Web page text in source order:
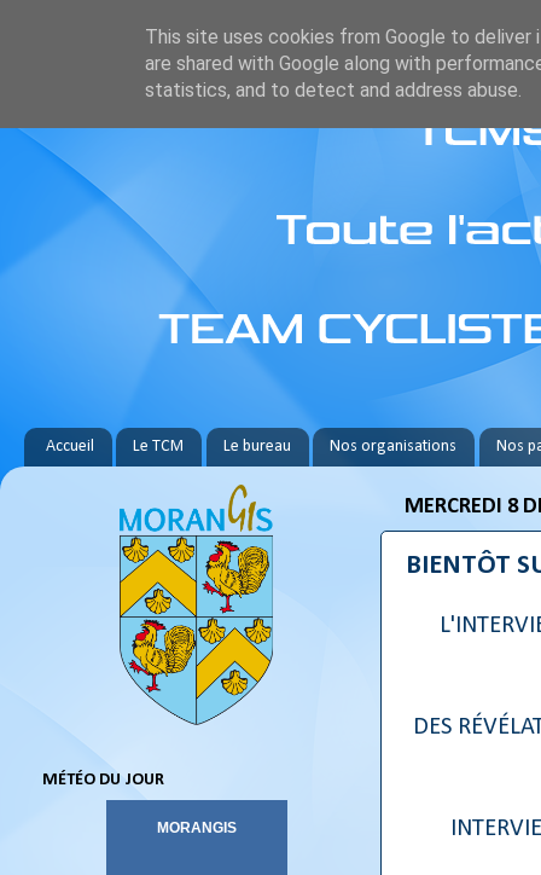
Accueil Le TCM Le bureau Nos organisations Nos
MERCREDI 8
BIENTÔT
DES
MÉTÉO DU JOUR
This site uses cookies from Google to deliver
are shared with Google along with
statistics, and to detect and address abuse.